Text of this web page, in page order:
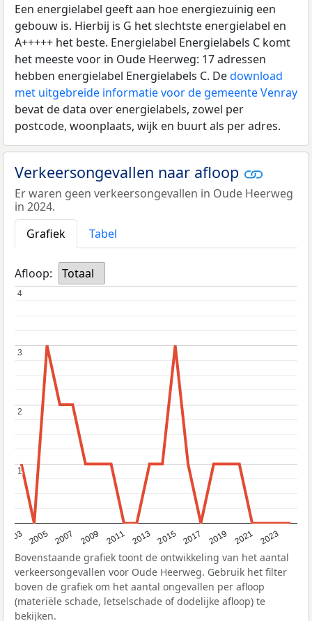
Een energielabel geeft aan hoe energiezuinig een
gebouw is. Hierbij is G het slechtste energielabel en
A+++++ het beste. Energielabel Energielabels C komt
het meeste voor in Oude Heerweg: 17 adressen
hebben energielabel Energielabels C. Dedownload
met uitgebreide informatie voor de gemeente Venray
bevat de data over energielabels, zowel per
postcode, woonplaats, wijk en buurt als per adres.
Verkeersongevallen naar afloop
Er waren geen verkeersongevallen in Oude Heerweg
in 2024.
Grafiek
Tabel
Afloop: Totaal
2003 2005 2007 2009 2011 2013 2015 2017 2019 2021 2023
1
1
2
2
3
3
4
4
Bovenstaande grafiek toont de ontwikkeling van het aantal
verkeersongevallen voor Oude Heerweg. Gebruik het filter
boven de grafiek om het aantal ongevallen per afloop
(materiële schade, letselschade of dodelijke afloop) te
bekijken.